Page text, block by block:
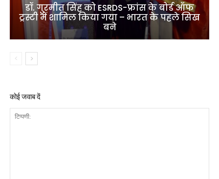
डॉ. गुरमीत सिंह को ESRDS-फ्रांस के बोर्ड ऑफ
ट्रस्टी में शामिल किया गया – भारत के पहले सिख
बने
कोई जवाब दें